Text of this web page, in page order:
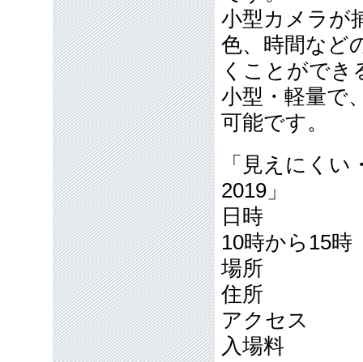
小型カメラが
色、時間など
くことができ
小型・軽量で
可能です。
「見えにく
2019」
日時
10時から15時
場所 コラ
住所 福島
アクセス
入場料